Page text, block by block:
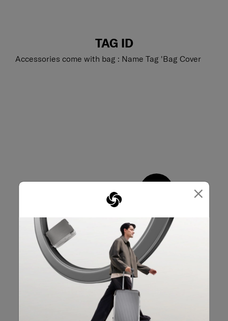
×
TAG ID
Accessories come with bag : Name Tag 'Bag Cover
CROSS RIBBONS.